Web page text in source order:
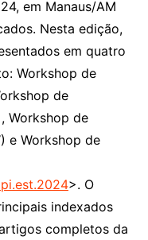
em Manaus/AM
Nesta edição,
em quatro
Workshop de
de
Workshop de
e Workshop de
>. O
indexados
completos da